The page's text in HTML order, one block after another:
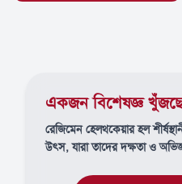
একজন বিশেষজ্ঞ
রেজিমেন হেলথকেয়ার হল
উৎস, যারা তাদের দক্ষতা ও